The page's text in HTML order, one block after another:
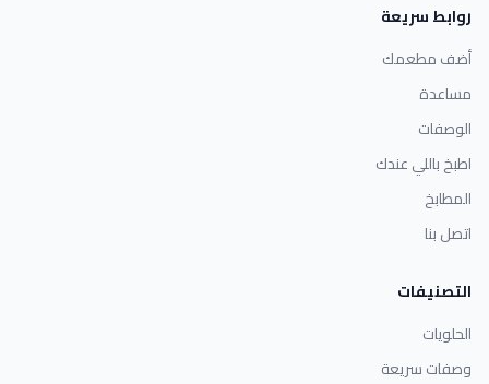
روابط سريعة
أضف مطعمك
مساعدة
الوصفات
اطبخ باللي عندك
المطابخ
اتصل بنا
التصنيفات
الحلويات
وصفات سريعة